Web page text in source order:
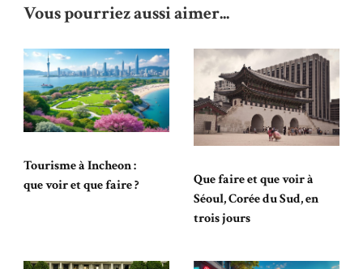
Vous pourriez aussi aimer...
Tourisme à Incheon :
que voir et que faire ?
Que faire et que voir à
Séoul, Corée du Sud, en
trois jours